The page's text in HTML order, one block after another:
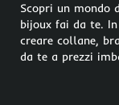
Scopri un mondo
bijoux fai da te.
creare collane,
da te a prezzi